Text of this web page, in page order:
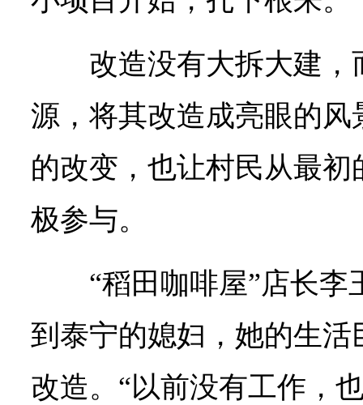
改造没有大拆大建
源，将其改造成亮眼的
的改变，也让村民从最
极参与。
“稻田咖啡屋”店长
到泰宁的媳妇，她的生
改造。“以前没有工作，